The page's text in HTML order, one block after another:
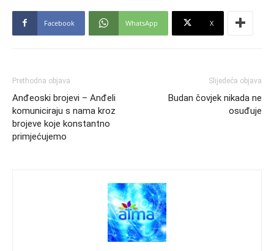
Facebook WhatsApp X
Prethodna objava
Anđeoski brojevi – Anđeli
komuniciraju s nama kroz
brojeve koje konstantno
primjećujemo
Slijedeća objava
Budan čovjek nikada ne
osuđuje